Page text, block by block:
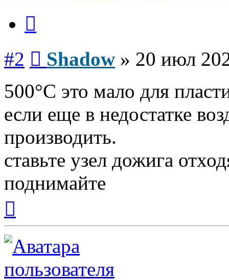
#2 Shadow » 20 июл
500°C это мало для
если еще в недостатке
производить.
ставьте узел дожига
поднимайте
началу